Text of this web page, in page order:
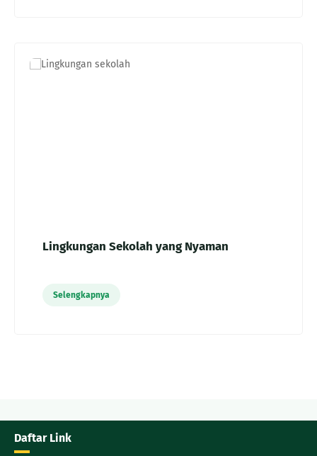
Lingkungan Sekolah yang Nyaman
Selengkapnya
Daftar Link